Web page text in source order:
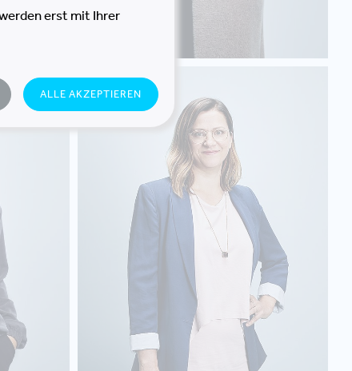
NADJA
PRÄSSLER
erst mit Ihrer
ALLE AKZEPTIEREN